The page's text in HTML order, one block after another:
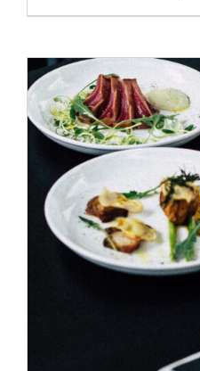
ADD TO CART